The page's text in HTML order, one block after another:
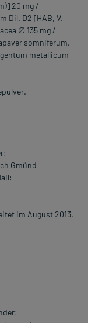
20 mg /
Dil. D2 [HAB, V.
∅ 135 mg /
somniferum,
metallicum
Gmünd
im August 2013.